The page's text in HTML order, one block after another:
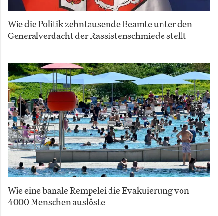
Wie die Politik zehntausende Beamte unter den
Generalverdacht der Rassistenschmiede stellt
Wie eine banale Rempelei die Evakuierung von
4000 Menschen auslöste